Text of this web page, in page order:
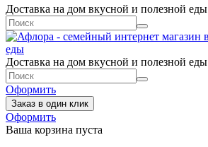
Доставка на дом вкусной и полезной еды
Доставка на дом вкусной и полезной еды
Оформить
Заказ в один клик
Оформить
Ваша корзина пуста